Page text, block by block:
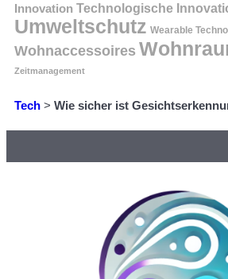
Innovation Technologische
Umweltschutz Wearable
Wohnaccessoires
Zeitmanagement
Tech > Wie sicher ist